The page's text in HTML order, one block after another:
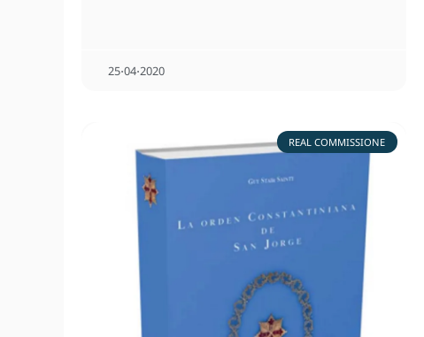
25⋅04⋅2020
REAL COMMISSIONE